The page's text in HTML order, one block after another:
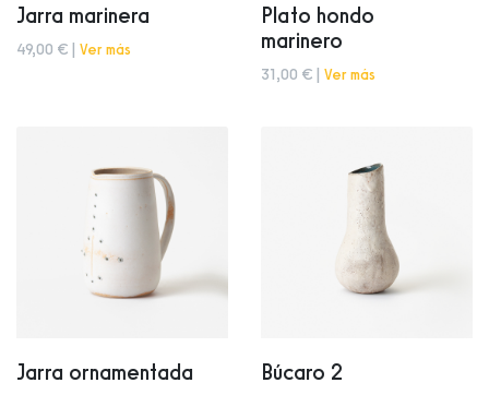
Jarra marinera
49,00 € | Ver más
Plato hondo
marinero
31,00 € | Ver más
Jarra ornamentada Búcaro 2